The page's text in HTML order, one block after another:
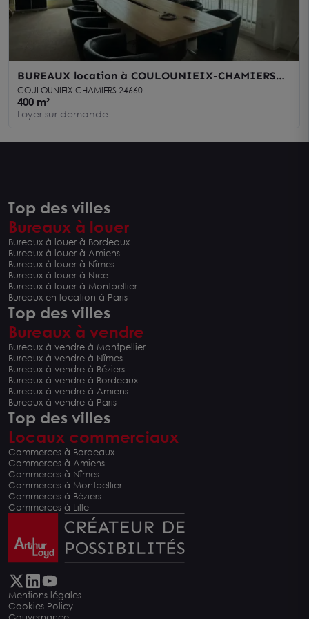
BUREAUX location à COULOUNIEIX-CHAMIERS
24660
COULOUNIEIX-CHAMIERS 24660
400 m²
Loyer sur demande
Top des villes
Bureaux à louer
Bureaux à louer à Bordeaux
Bureaux à louer à Amiens
Bureaux à louer à Nîmes
Bureaux à louer à Nice
Bureaux à louer à Montpellier
Bureaux en location à Paris
Top des villes
Bureaux à vendre
Bureaux à vendre à Montpellier
Bureaux à vendre à Nîmes
Bureaux à vendre à Béziers
Bureaux à vendre à Bordeaux
Bureaux à vendre à Amiens
Bureaux à vendre à Paris
Top des villes
Locaux commerciaux
Commerces à Bordeaux
Commerces à Amiens
Commerces à Nîmes
Commerces à Montpellier
Commerces à Béziers
Commerces à Lille
Mentions légales
Cookies Policy